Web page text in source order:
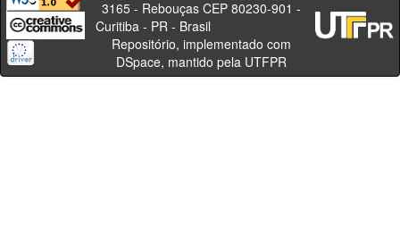
3165 - Rebouças CEP 80230-901 -
Curitiba - PR - Brasil
Repositório, implementado com
DSpace, mantido pela UTFPR